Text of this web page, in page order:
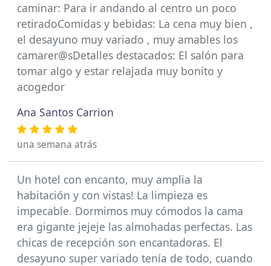
caminar: Para ir andando al centro un poco
retiradoComidas y bebidas: La cena muy bien ,
el desayuno muy variado , muy amables los
camarer@sDetalles destacados: El salón para
tomar algo y estar relajada muy bonito y
acogedor
Ana Santos Carrion
una semana atrás
Un hotel con encanto, muy amplia la
habitación y con vistas! La limpieza es
impecable. Dormimos muy cómodos la cama
era gigante jejeje las almohadas perfectas. Las
chicas de recepción son encantadoras. El
desayuno super variado tenía de todo, cuando